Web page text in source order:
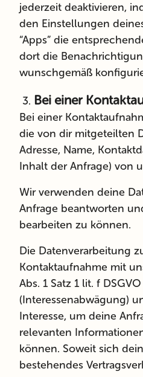
jederzeit deaktivieren,
den Einstellungen
“Apps” die
dort die
wunschgemäß
Bei einer
Bei einer
die von dir mitgeteilten
Adresse, Name,
Inhalt der Anfrage) von
Wir verwenden deine
Anfrage beantworten
bearbeiten zu können.
Die Datenverarbeitung
Kontaktaufnahme mit
Abs. 1 Satz 1 lit. f DSGVO
(Interessenabwägung)
Interesse, um deine
relevanten
können. Soweit sich
bestehendes